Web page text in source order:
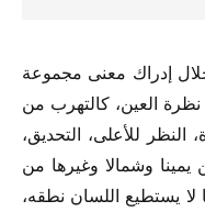
إدراك معنى مجموعة
نظرة العين، كالتهرب من
للأعلى، التحديق،
يمينا وشمالا وغيرها من
يستطيع اللسان نطقه،